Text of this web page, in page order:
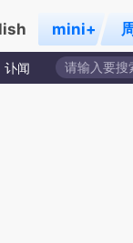
mini+
讣闻